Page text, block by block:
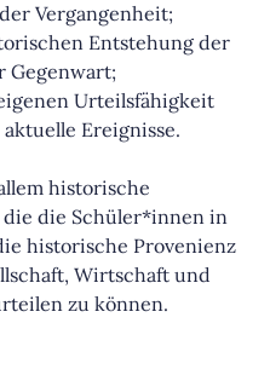
Vergangenheit;
Entstehung der
Gegenwart;
Urteilsfähigkeit
Ereignisse.
historische
die Schüler*innen in
historische Provenienz
Wirtschaft und
zu können.